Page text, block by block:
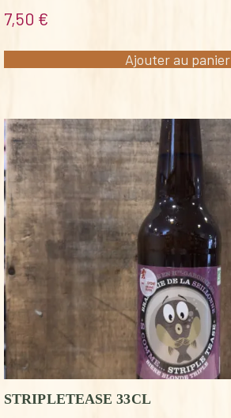
7,50 €
Ajouter au panier
STRIPLETEASE 33CL